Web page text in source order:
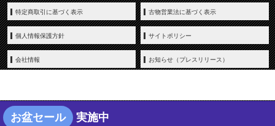
特定商取引に基づく表示 古物営業法に基づく表示
個人情報保護方針 サイトポリシー
会社情報 お知らせ（プレスリリース）
お盆セール 実施中